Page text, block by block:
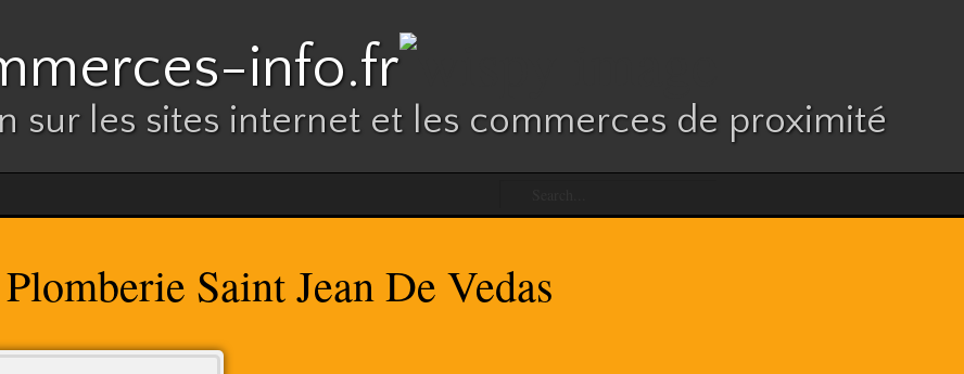
info.fr
sur les sites internet et les commerces de proximité
Plomberie Saint Jean De Vedas